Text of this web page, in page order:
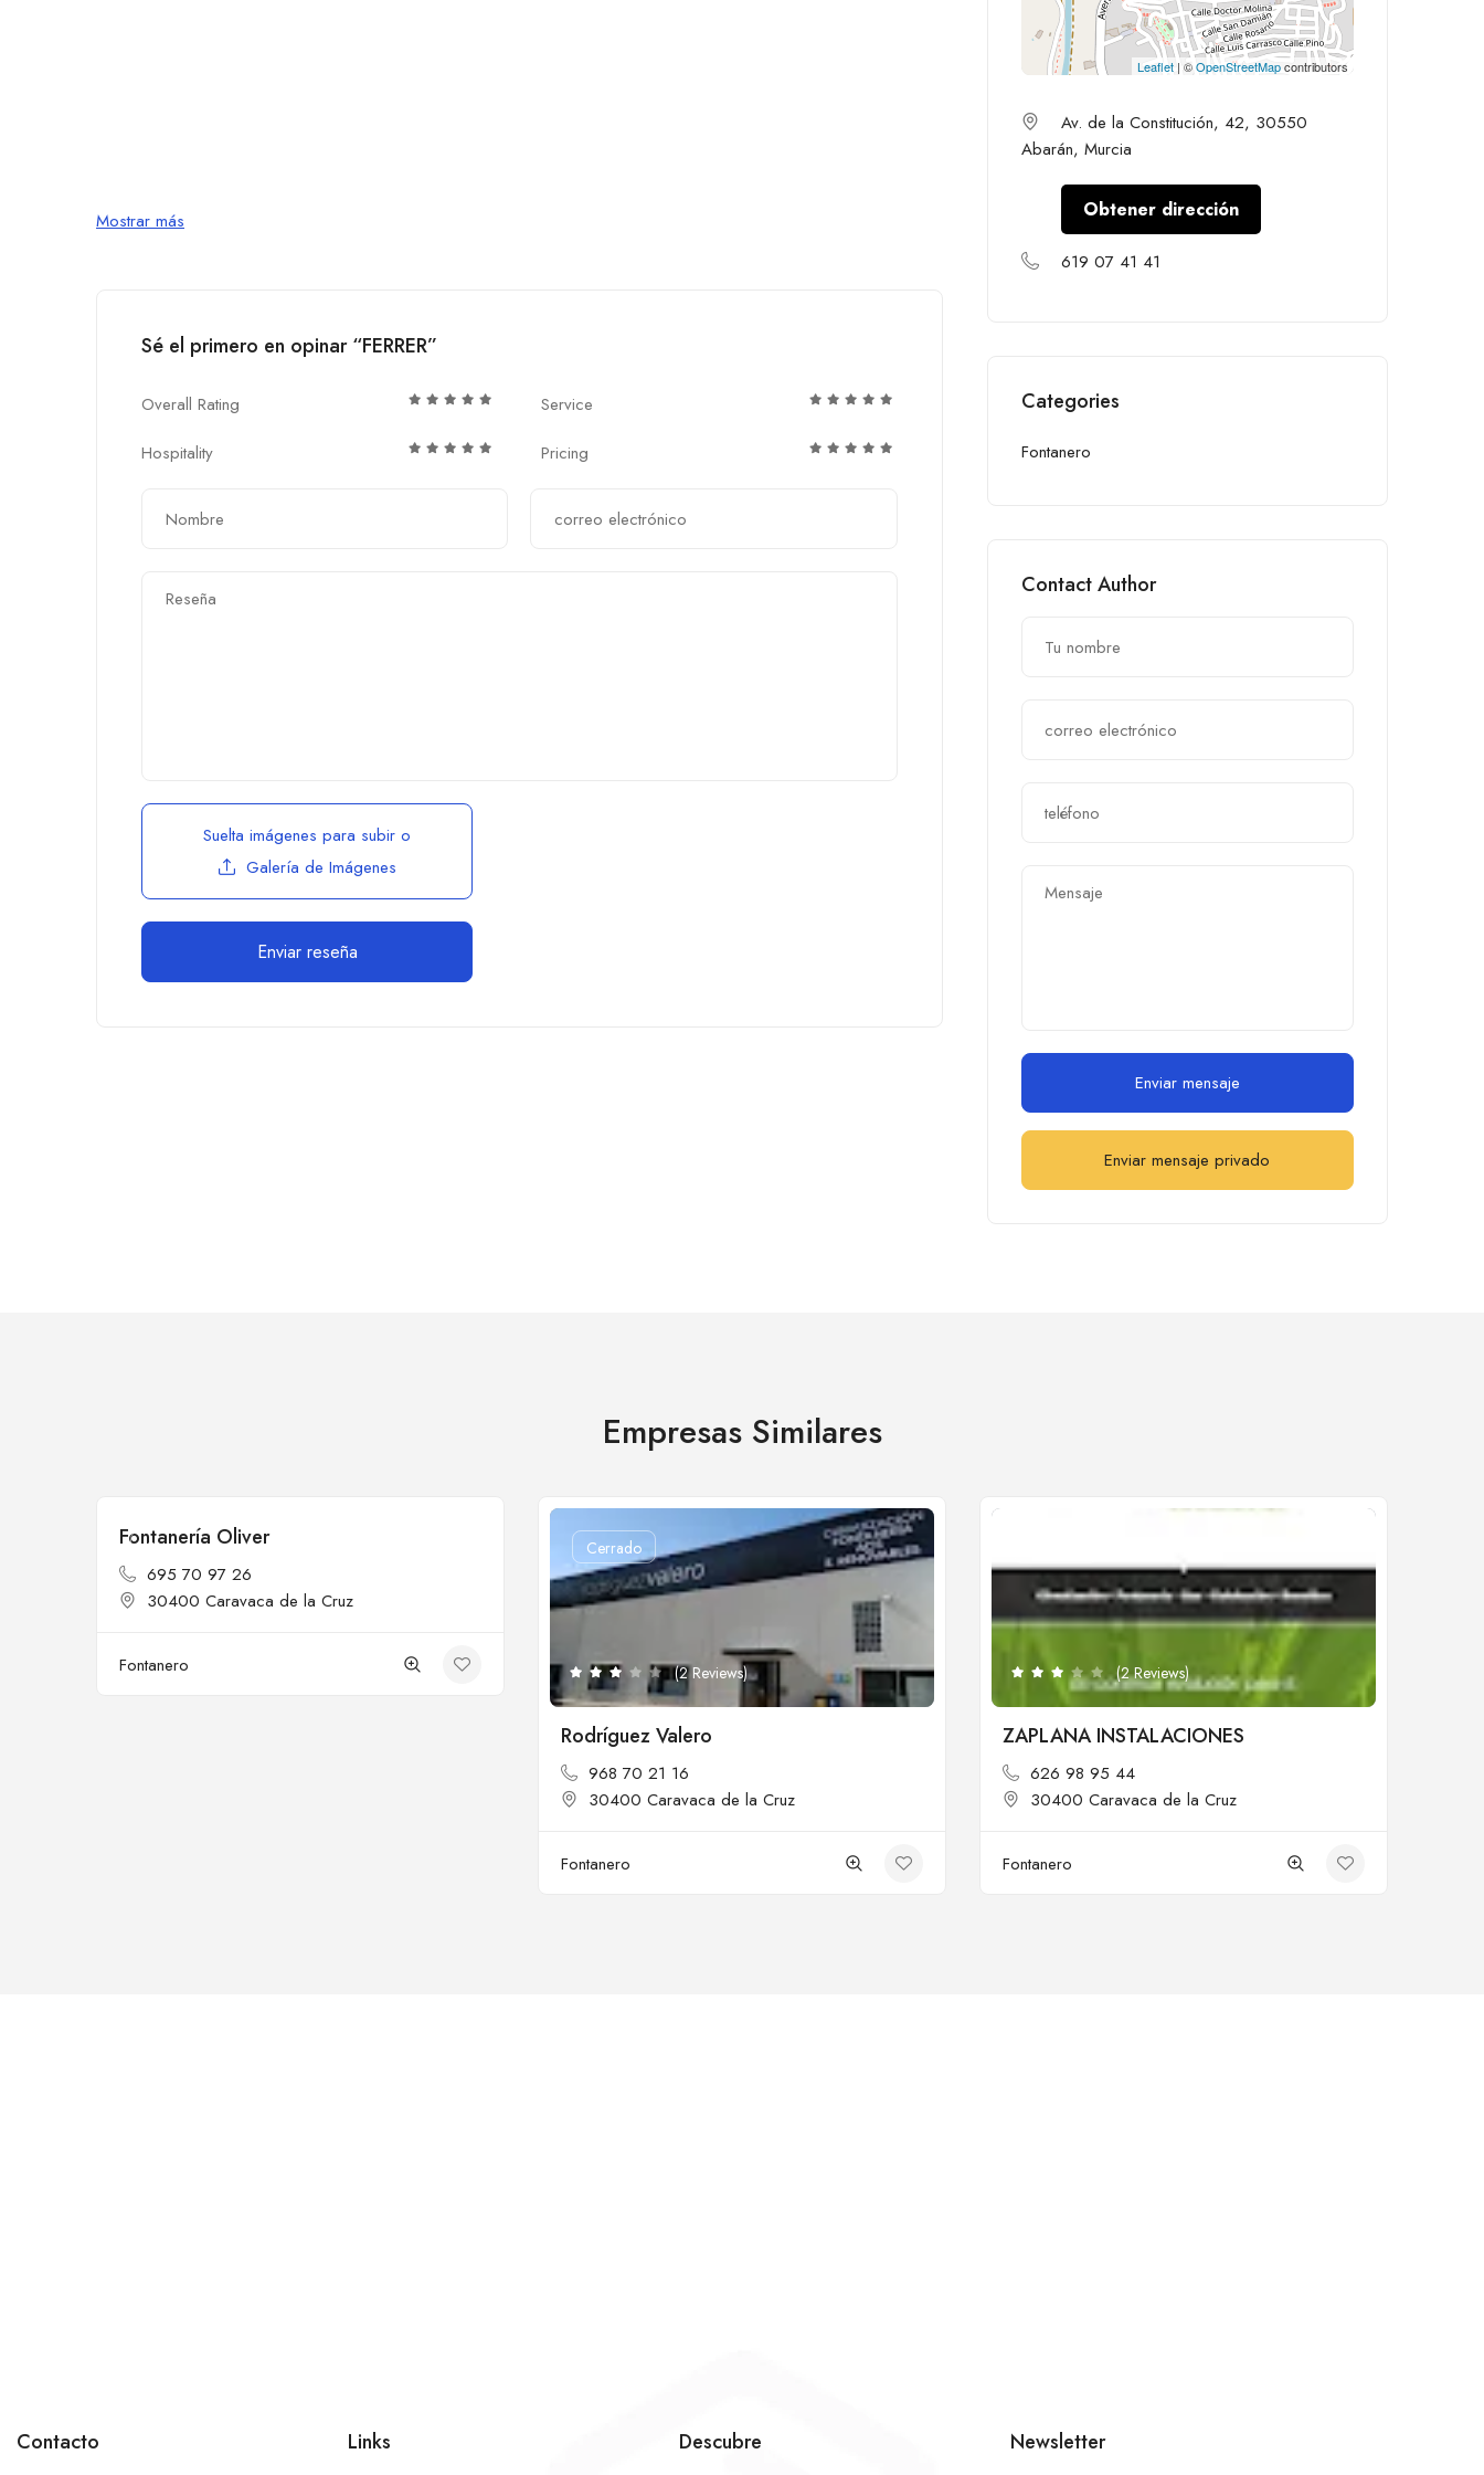
Mostrar más
Sé el primero en opinar “FERRER”
Overall Rating
Service
Hospitality
Pricing
Suelta imágenes para subir o
Galería de Imágenes
Leaflet| ©OpenStreetMapcontributors
Av. de la Constitución, 42, 30550
Abarán, Murcia
Obtener dirección
619 07 41 41
Categories
Fontanero
Contact Author
Enviar mensaje
Enviar mensaje privado
Empresas Similares
Cerrado
Fontanería Oliver
695 70 97 26
30400 Caravaca de la Cruz
Fontanero
Cerrado
(2 Reviews)
Rodríguez Valero
968 70 21 16
30400 Caravaca de la Cruz
Fontanero
(2 Reviews)
ZAPLANA INSTALACIONES
626 98 95 44
30400 Caravaca de la Cruz
Fontanero
Contacto Links Descubre Newsletter